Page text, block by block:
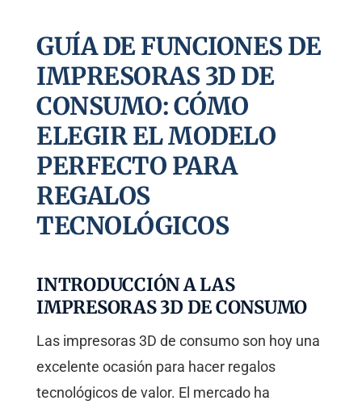
GUÍA DE FUNCIONES DE
IMPRESORAS 3D DE
CONSUMO: CÓMO
ELEGIR EL MODELO
PERFECTO PARA
REGALOS
TECNOLÓGICOS
INTRODUCCIÓN A LAS
IMPRESORAS 3D DE CONSUMO
Las impresoras 3D de consumo son hoy una
excelente ocasión para hacer regalos
tecnológicos de valor. El mercado ha